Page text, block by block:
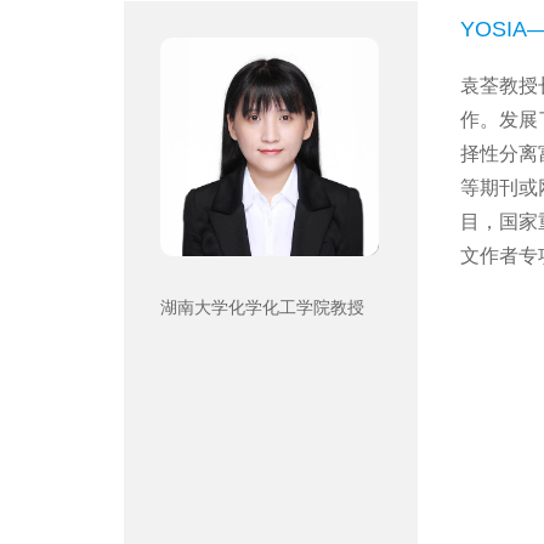
湖南大学化学化工学院教授
袁荃教授
作。发展
择性分离
等期刊或
目，国
文作者专